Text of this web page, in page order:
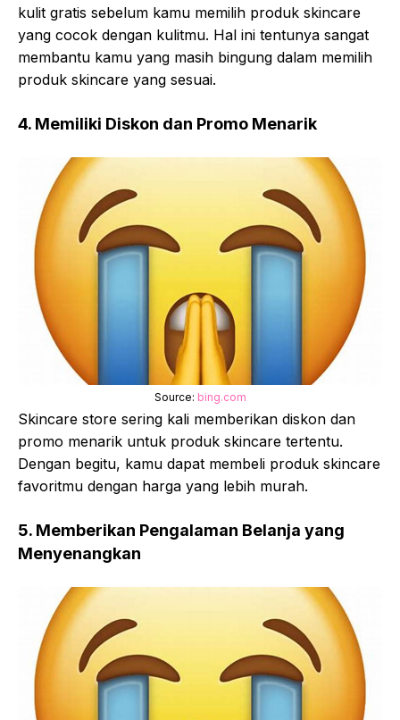
kulit gratis sebelum kamu memilih produk skincare
yang cocok dengan kulitmu. Hal ini tentunya sangat
membantu kamu yang masih bingung dalam memilih
produk skincare yang sesuai.
4. Memiliki Diskon dan Promo Menarik
Source: bing.com
Skincare store sering kali memberikan diskon dan
promo menarik untuk produk skincare tertentu.
Dengan begitu, kamu dapat membeli produk skincare
favoritmu dengan harga yang lebih murah.
5. Memberikan Pengalaman Belanja yang
Menyenangkan